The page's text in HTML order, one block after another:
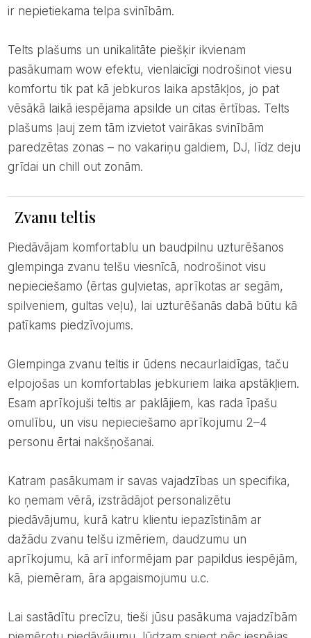
ir nepietiekama telpa svinībām.
Telts plašums un unikalitāte piešķir ikvienam
pasākumam wow efektu, vienlaicīgi nodrošinot viesu
komfortu tik pat kā jebkuros laika apstākļos, jo pat
vēsākā laikā iespējama apsilde un citas ērtības. Telts
plašums ļauj zem tām izvietot vairākas svinībām
paredzētas zonas – no vakariņu galdiem, DJ, līdz deju
grīdai un chill out zonām.
Zvanu teltis
Piedāvājam komfortablu un baudpilnu uzturēšanos
glempinga zvanu telšu viesnīcā, nodrošinot visu
nepieciešamo (ērtas guļvietas, aprīkotas ar segām,
spilveniem, gultas veļu), lai uzturēšanās dabā būtu kā
patīkams piedzīvojums.
Glempinga zvanu teltis ir ūdens necaurlaidīgas, taču
elpojošas un komfortablas jebkuriem laika apstākļiem.
Esam aprīkojuši teltis ar paklājiem, kas rada īpašu
omulību, un visu nepieciešamo aprīkojumu 2–4
personu ērtai nakšņošanai.
Katram pasākumam ir savas vajadzības un specifika,
ko ņemam vērā, izstrādājot personalizētu
piedāvājumu, kurā katru klientu iepazīstinām ar
dažādu zvanu telšu izmēriem, daudzumu un
aprīkojumu, kā arī informējam par papildus iespējām,
kā, piemēram, āra apgaismojumu u.c.
Lai sastādītu precīzu, tieši jūsu pasākuma vajadzībām